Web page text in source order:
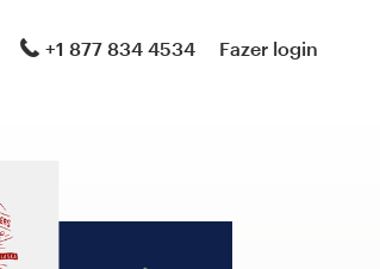
+1 877 834 4534 Fazer login